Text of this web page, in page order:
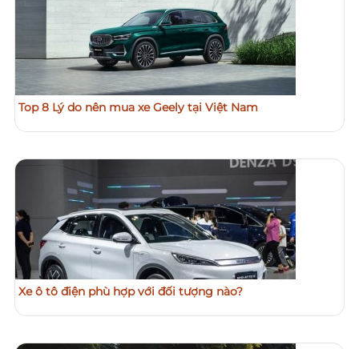
Top 8 Lý do nên mua xe Geely tại Việt Nam
Xe ô tô điện phù hợp với đối tượng nào?